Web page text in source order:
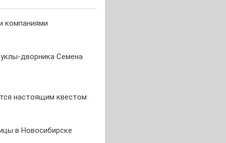
компаниями
дворника Семена
настоящим квестом
в Новосибирске